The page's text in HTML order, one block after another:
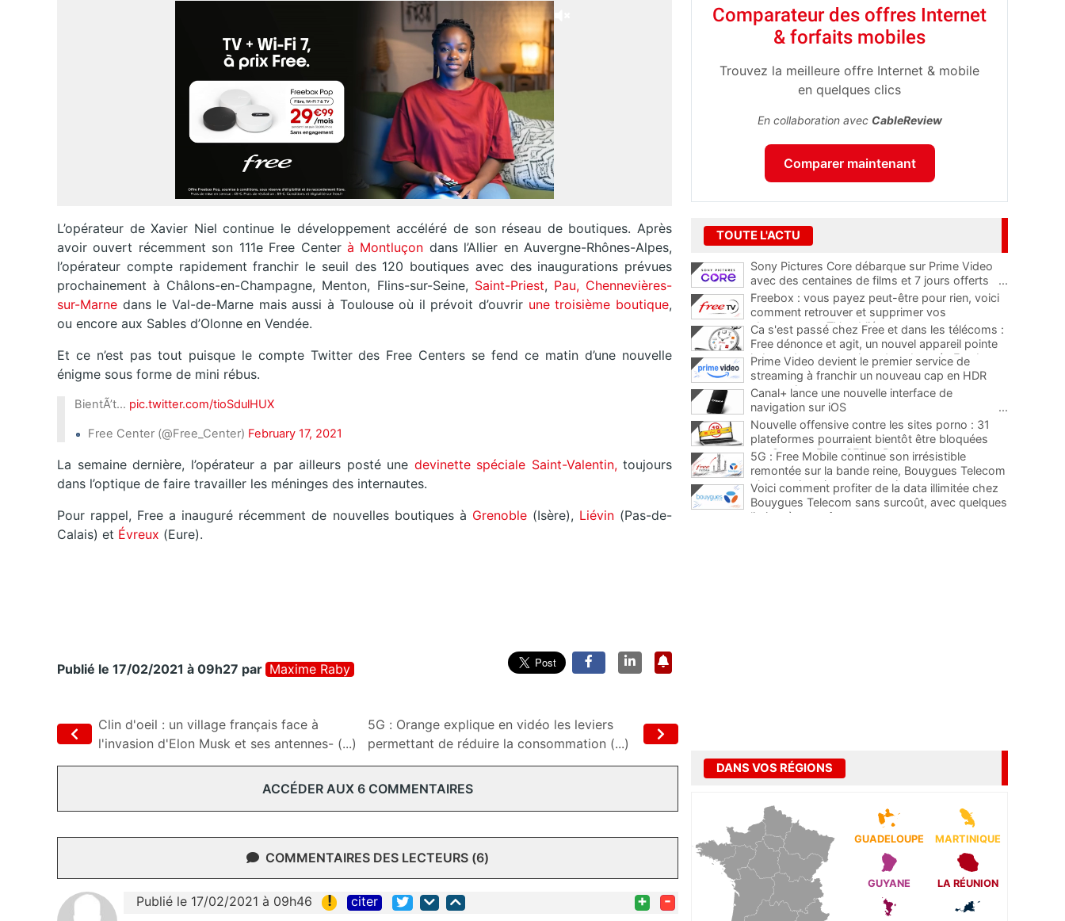
L’opérateur de Xavier Niel continue le développement accéléré de son réseau de boutiques. Après
avoir ouvert récemment son 111e Free Center à Montluçon dans l’Allier en Auvergne-Rhônes-Alpes,
l’opérateur compte rapidement franchir le seuil des 120 boutiques avec des inaugurations prévues
prochainement à Châlons-en-Champagne, Menton, Flins-sur-Seine, Saint-Priest, Pau, Chennevières-
sur-Marne dans le Val-de-Marne mais aussi à Toulouse où il prévoit d’ouvrir une troisième boutique,
ou encore aux Sables d’Olonne en Vendée.
Et ce n’est pas tout puisque le compte Twitter des Free Centers se fend ce matin d’une nouvelle
énigme sous forme de mini rébus.
BientÃ’t… pic.twitter.com/tioSdulHUX
Free Center (@Free_Center) February 17, 2021
La semaine dernière, l’opérateur a par ailleurs posté une devinette spéciale Saint-Valentin,toujours
dans l’optique de faire travailler les méninges des internautes.
Pour rappel, Free a inauguré récemment de nouvelles boutiques à Grenoble(Isère), Liévin(Pas-de-
Calais) et Évreux (Eure).
Publié le 17/02/2021 à 09h27 par Maxime Raby
Clin d'oeil : un village français face à
l'invasion d'Elon Musk et ses antennes- (...)
5G : Orange explique en vidéo les leviers
permettant de réduire la consommation (...)
ACCÉDER AUX 6 COMMENTAIRES
COMMENTAIRES DES LECTEURS (6)
Publié le 17/02/2021 à 09h46 ! citer + -
Comparateur des offres Internet
& forfaits mobiles
Trouvez la meilleure offre Internet & mobile
en quelques clics
En collaboration avec CableReview
Comparer maintenant
TOUTE L'ACTU
Sony Pictures Core débarque sur Prime Video
avec des centaines de films et 7 jours offerts
...
Freebox : vous payez peut-être pour rien, voici
comment retrouver et supprimer vos
abonnements TV oubliés
...
Ca s'est passé chez Free et dans les télécoms :
Free dénonce et agit, un nouvel appareil pointe
le bout de son nez chez des abonnés Freebox...
Prime Video devient le premier service de
streaming à franchir un nouveau cap en HDR
avec ce lancement
Canal+ lance une nouvelle interface de
navigation sur iOS
...
Nouvelle offensive contre les sites porno : 31
plateformes pourraient bientôt être bloquées
par Orange, Free, SFR et Bouygues
5G : Free Mobile continue son irrésistible
remontée sur la bande reine, Bouygues Telecom
plus que jamais sous pression
Voici comment profiter de la data illimitée chez
Bouygues Telecom sans surcoût, avec quelques
limites à connaître
DANS VOS RÉGIONS
GUADELOUPE MARTINIQUE
GUYANE LA RÉUNION